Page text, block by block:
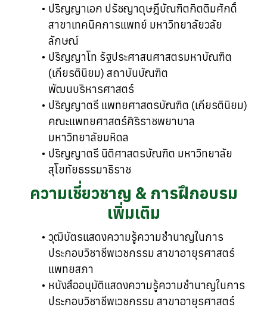
ปริญญาเอก ปรัชญาดุษฎีบัณฑิตกิตติมศักดิ์
สาขาเทคนิคการแพทย์ มหาวิทยาลัยวลัย
ลักษณ์
ปริญญาโท รัฐประศาสนศาสตรมหาบัณฑิต
(เกียรตินิยม) สถาบันบัณฑิต
พัฒนบริหารศาสตร์
ปริญญาตรี แพทยศาสตรบัณฑิต (เกียรตินิยม)
คณะแพทยศาสตร์ศิริราชพยาบาล
มหาวิทยาลัยมหิดล
ปริญญาตรี นิติศาสตรบัณฑิต มหาวิทยาลัย
สุโขทัยธรรมาธิราช
ความเชี่ยวชาญ & การฝึกอบรม
เพิ่มเติม
วุฒิบัตรแสดงความรู้ความชำนาญในการ
ประกอบวิชาชีพเวชกรรม สาขาอายุรศาสตร์
แพทยสภา
หนังสืออนุมัติแสดงความรู้ความชำนาญในการ
ประกอบวิชาชีพเวชกรรม สาขาอายุรศาสตร์